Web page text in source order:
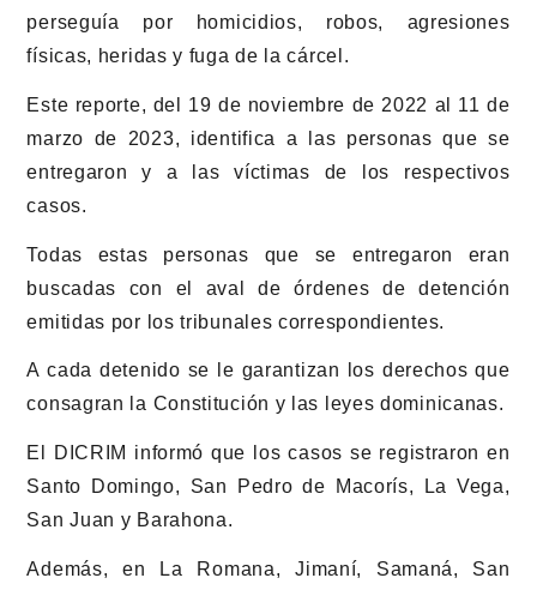
perseguía por homicidios, robos, agresiones
físicas, heridas y fuga de la cárcel.
Este reporte, del 19 de noviembre de 2022 al 11 de
marzo de 2023, identifica a las personas que se
entregaron y a las víctimas de los respectivos
casos.
Todas estas personas que se entregaron eran
buscadas con el aval de órdenes de detención
emitidas por los tribunales correspondientes.
A cada detenido se le garantizan los derechos que
consagran la Constitución y las leyes dominicanas.
El DICRIM informó que los casos se registraron en
Santo Domingo, San Pedro de Macorís, La Vega,
San Juan y Barahona.
Además, en La Romana, Jimaní, Samaná, San